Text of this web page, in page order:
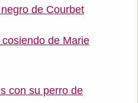
de Courbet
de Marie
con su perro de